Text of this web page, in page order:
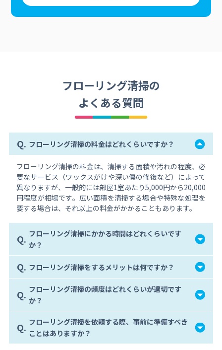
フローリング清掃の
よくある質問
Q. フローリング清掃の料金はどれくらいですか？
フローリング清掃の料金は、清掃する面積や汚れの程度、必
要なサービス（ワックスがけや深い傷の修復など）によって
異なりますが、一般的には部屋1室あたり5,000円から20,000
円程度が相場です。広い面積を清掃する場合や特殊な処理を
要する場合は、それ以上の料金がかかることもあります。
Q. フローリング清掃にかかる時間はどれくらいです
か？
Q. フローリング清掃をするメリットは何ですか？
Q. フローリング清掃の頻度はどれくらいが適切です
か？
Q. フローリング清掃を依頼する際、事前に準備すべき
ことはありますか？